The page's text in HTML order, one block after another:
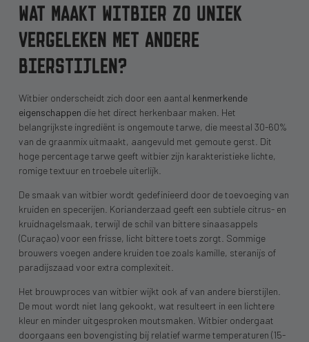
WAT MAAKT WITBIER ZO UNIEK
VERGELEKEN MET ANDERE
BIERSTIJLEN?
Witbier onderscheidt zich door een aantal kenmerkende
eigenschappen die het direct herkenbaar maken. Het
belangrijkste ingrediënt is ongemoute tarwe, die meestal 30-60%
van de graanmix uitmaakt, aangevuld met gemoute gerst. Dit
hoge percentage tarwe geeft witbier zijn karakteristieke lichte,
romige textuur en troebele uiterlijk.
De smaak van witbier wordt gedefinieerd door de toevoeging van
kruiden en specerijen. Korianderzaad geeft een subtiele citrus- en
kruidnagelsmaak, terwijl de schil van bittere sinaasappels
(Curaçao) voor een frisse, licht bittere toets zorgt. Sommige
brouwers voegen andere kruiden toe zoals kamille, steranijs of
paradijszaad voor extra complexiteit.
Het brouwproces van witbier wijkt ook af van andere bierstijlen.
De mout wordt niet lang gekookt, wat resulteert in een lichtere
kleur en minder uitgesproken moutsmaken. Witbier ondergaat
doorgaans een bovengisting bij relatief warme temperaturen (15-